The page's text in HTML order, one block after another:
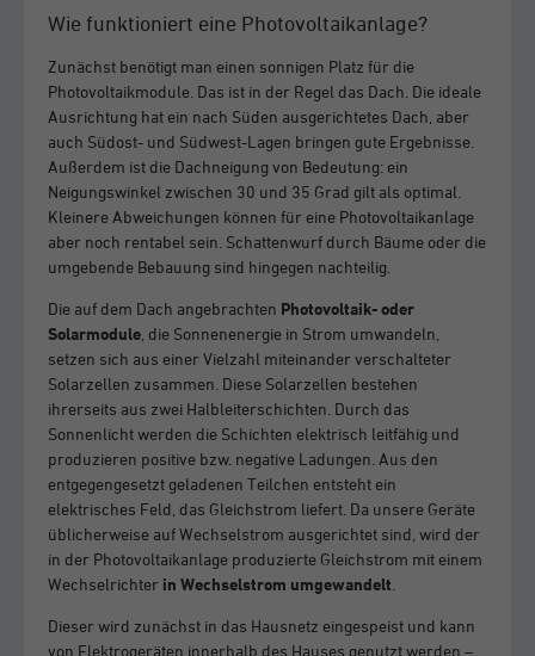
Wie funktioniert eine Photovoltaikanlage?
Zunächst benötigt man einen sonnigen Platz für die
Photovoltaikmodule. Das ist in der Regel das Dach. Die ideale
Ausrichtung hat ein nach Süden ausgerichtetes Dach, aber
auch Südost- und Südwest-Lagen bringen gute Ergebnisse.
Außerdem ist die Dachneigung von Bedeutung: ein
Neigungswinkel zwischen 30 und 35 Grad gilt als optimal.
Kleinere Abweichungen können für eine Photovoltaikanlage
aber noch rentabel sein. Schattenwurf durch Bäume oder die
umgebende Bebauung sind hingegen nachteilig.
Die auf dem Dach angebrachten Photovoltaik- oder
Solarmodule , die Sonnenenergie in Strom umwandeln,
setzen sich aus einer Vielzahl miteinander verschalteter
Solarzellen zusammen. Diese Solarzellen bestehen
ihrerseits aus zwei Halbleiterschichten. Durch das
Sonnenlicht werden die Schichten elektrisch leitfähig und
produzieren positive bzw. negative Ladungen. Aus den
entgegengesetzt geladenen Teilchen entsteht ein
elektrisches Feld, das Gleichstrom liefert. Da unsere Geräte
üblicherweise auf Wechselstrom ausgerichtet sind, wird der
in der Photovoltaikanlage produzierte Gleichstrom mit einem
Wechselrichter in Wechselstrom umgewandelt
Dieser wird zunächst in das Hausnetz eingespeist und kann
von Elektrogeräten innerhalb des Hauses genutzt werden –